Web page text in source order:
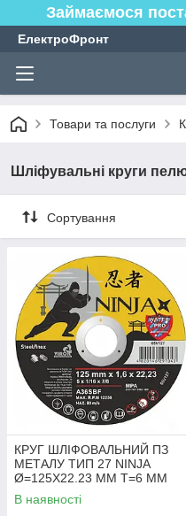
Займаємося
ЕлектроФронт
Товари та послуги
Шліфувальні круги
Сортування
КРУГ ШЛІФОВАЛЬНИЙ ПЗ
МЕТАЛУ ТИП 27 NINJA
Ø=125Х22.23 ММ T=6 ММ
В наявності